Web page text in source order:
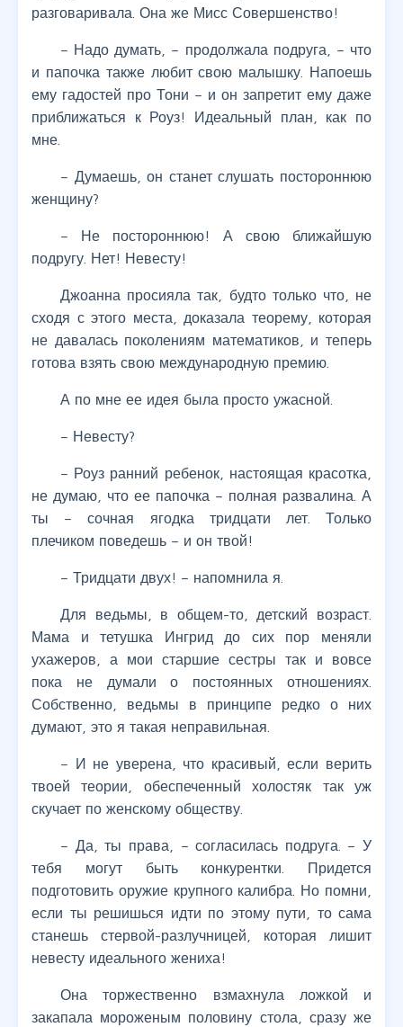
разговаривала. Она же Мисс Совершенство!
– Надо думать, – продолжала подруга, – что
и папочка также любит свою малышку. Напоешь
ему гадостей про Тони – и он запретит ему даже
приближаться к Роуз! Идеальный план, как по
мне.
– Думаешь, он станет слушать постороннюю
женщину?
– Не постороннюю! А свою ближайшую
подругу. Нет! Невесту!
Джоанна просияла так, будто только что, не
сходя с этого места, доказала теорему, которая
не давалась поколениям математиков, и теперь
готова взять свою международную премию.
А по мне ее идея была просто ужасной.
– Невесту?
– Роуз ранний ребенок, настоящая красотка,
не думаю, что ее папочка – полная развалина. А
ты – сочная ягодка тридцати лет. Только
плечиком поведешь – и он твой!
– Тридцати двух! – напомнила я.
Для ведьмы, в общем-то, детский возраст.
Мама и тетушка Ингрид до сих пор меняли
ухажеров, а мои старшие сестры так и вовсе
пока не думали о постоянных отношениях.
Собственно, ведьмы в принципе редко о них
думают, это я такая неправильная.
– И не уверена, что красивый, если верить
твоей теории, обеспеченный холостяк так уж
скучает по женскому обществу.
– Да, ты права, – согласилась подруга. – У
тебя могут быть конкурентки. Придется
подготовить оружие крупного калибра. Но помни,
если ты решишься идти по этому пути, то сама
станешь стервой-разлучницей, которая лишит
невесту идеального жениха!
Она торжественно взмахнула ложкой и
закапала мороженым половину стола, сразу же